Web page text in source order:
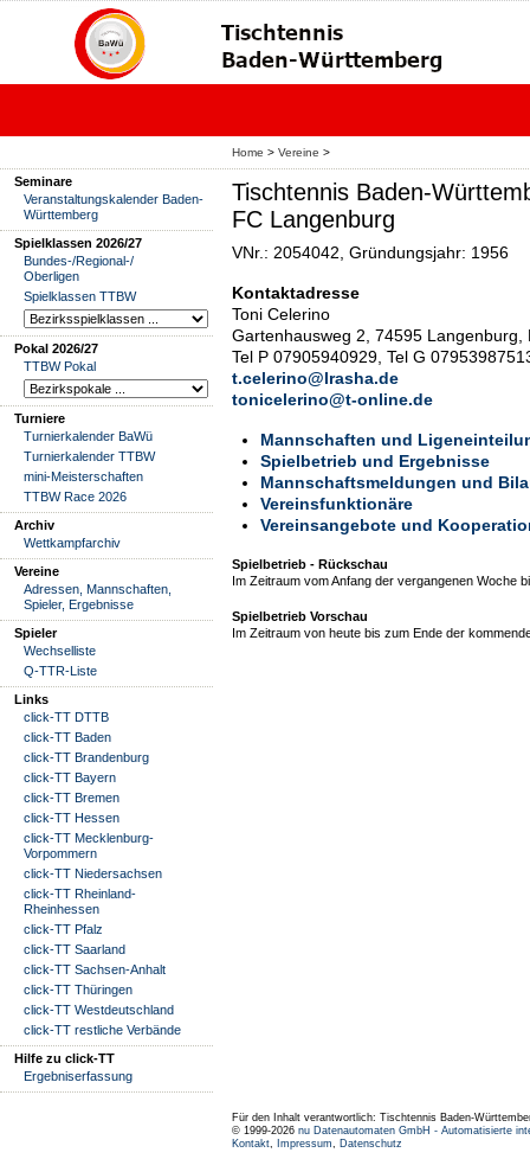
Home > Vereine >
Seminare
Veranstaltungskalender Baden-
Württemberg
Spielklassen 2026/27
Bundes-/Regional-/
Oberligen
Spielklassen TTBW
Pokal 2026/27
TTBW Pokal
Turniere
Turnierkalender BaWü
Turnierkalender TTBW
mini-Meisterschaften
TTBW Race 2026
Archiv
Wettkampfarchiv
Vereine
Adressen, Mannschaften,
Spieler, Ergebnisse
Spieler
Wechselliste
Q-TTR-Liste
Links
click-TT DTTB
click-TT Baden
click-TT Brandenburg
click-TT Bayern
click-TT Bremen
click-TT Hessen
click-TT Mecklenburg-
Vorpommern
click-TT Niedersachsen
click-TT Rheinland-
Rheinhessen
click-TT Pfalz
click-TT Saarland
click-TT Sachsen-Anhalt
click-TT Thüringen
click-TT Westdeutschland
click-TT restliche Verbände
Hilfe zu click-TT
Ergebniserfassung
Tischtennis Baden-
FC Langenburg
VNr.: 2054042, Gründungsjahr: 1956
Kontaktadresse
Toni Celerino
Gartenhausweg 2, 74595 Langenburg,
Tel P 07905940929, Tel G
t.celerino@lrasha.de
tonicelerino@t-online.de
Mannschaften und
Spielbetrieb und Ergebnisse
Mannschaftsmeldungen und
Vereinsfunktionäre
Vereinsangebote und
Spielbetrieb - Rückschau
Im Zeitraum vom Anfang der vergangenen Woche
Spielbetrieb Vorschau
Im Zeitraum von heute bis zum Ende der
Für den Inhalt verantwortlich: Tischtennis Baden-
© 1999-2026 nu Datenautomaten GmbH - Automatisierte
Kontakt, Impressum, Datenschutz